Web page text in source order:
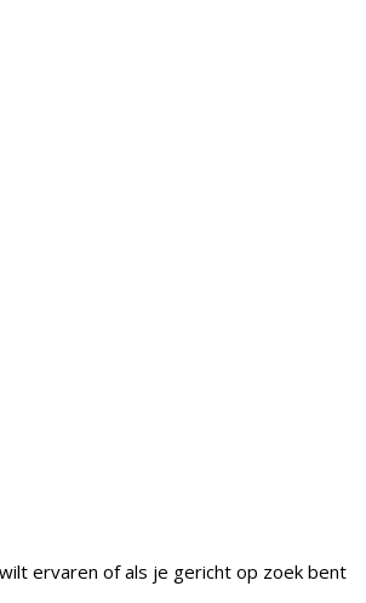
ervaren of als je gericht op zoek bent